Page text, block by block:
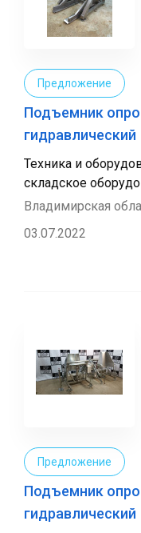
Предложение
Подъемник
гидравлический
Техника и
складское
Владимирская
03.07.2022
Предложение
Подъемник
гидравлический